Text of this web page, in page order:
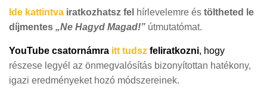
Ide kattintva iratkozhatsz fel hírlevelemre és töltheted le
díjmentes „Ne Hagyd Magad!” útmutatómat.
YouTube csatornámra itt tudsz feliratkozni, hogy
részese legyél az önmegvalósítás bizonyítottan hatékony,
igazi eredményeket hozó módszereinek.